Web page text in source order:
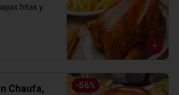
fritas y
-56%
Chaufa,